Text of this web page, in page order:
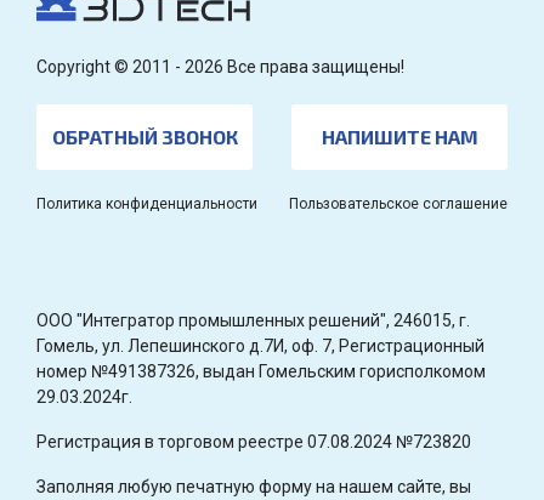
Copyright © 2011 - 2026 Все права защищены!
ОБРАТНЫЙ ЗВОНОК НАПИШИТЕ НАМ
Политика конфиденциальности Пользовательское соглашение
OOO "Интегратор промышленных решений", 246015, г.
Гомель, ул. Лепешинского д.7И, оф. 7, Регистрационный
номер №491387326, выдан Гомельским горисполкомом
29.03.2024г.
Регистрация в торговом реестре 07.08.2024 №723820
Заполняя любую печатную форму на нашем сайте, вы